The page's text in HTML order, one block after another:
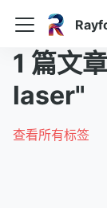
1 篇文
laser"
查看所有标签